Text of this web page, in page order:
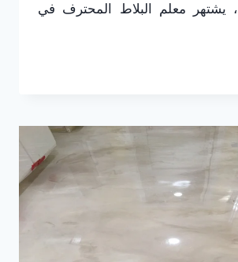
يشتهر معلم البلاط المحترف في